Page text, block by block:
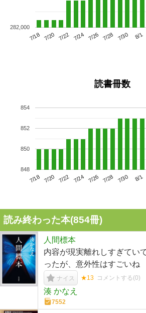
7/18 7/20 7/22 7/24 7/26 7/28 7/30 8/1
282,000
読書冊数
7/18 7/20 7/22 7/24 7/26 7/28 7/30 8/1
848
850
852
854
読み終わった本(854冊)
人間標本
内容が現実離れしすぎてい
ったが、意外性はすごいね
ナイス ★13 コメントする(0)
湊 かなえ
7552